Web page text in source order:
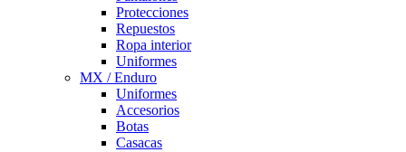
Protecciones
Repuestos
Ropa interior
Uniformes
MX / Enduro
Uniformes
Accesorios
Botas
Casacas